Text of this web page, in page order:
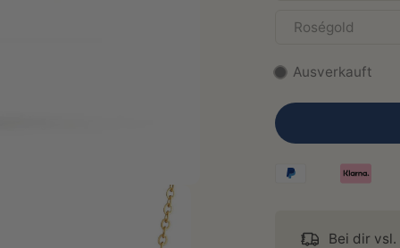
Roségold
Ausverkauft
Bei dir vsl.